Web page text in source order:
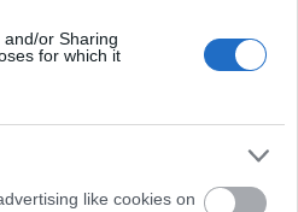
or Sharing
for which it
like cookies on